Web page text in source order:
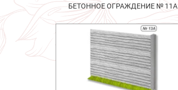
БЕТОННОЕ ОГРАЖДЕНИЕ № 11А